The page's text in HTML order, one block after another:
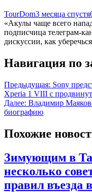
TourDom3 месяца спустя
«Акулы чаще всего
подписчица телеграм-
дискуссии, как
Навигация по
Предыдущая: Sony
Xperia 1 VIII с
Далее: Владимир
биографию
Похожие
Зимующим в
несколько
правил въезда